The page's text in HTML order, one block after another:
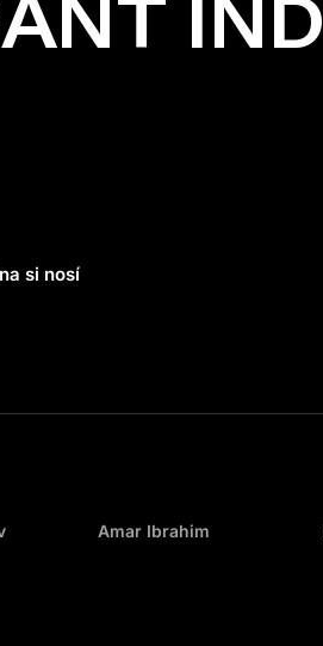
si nosí
Amar Ibrahim